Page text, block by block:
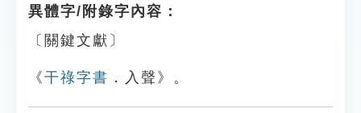
異體字/附錄字內容：
〔關鍵文獻〕
《干祿字書 ．入聲》。